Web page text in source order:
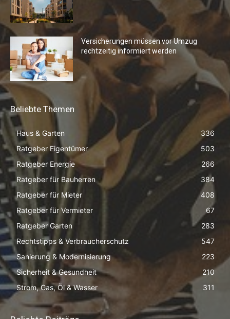
Versicherungen müssen vor Umzug
rechtzeitig informiert werden
Beliebte Themen
Haus & Garten
336
Ratgeber Eigentümer
503
Ratgeber Energie
266
Ratgeber für Bauherren
384
Ratgeber für Mieter
408
Ratgeber für Vermieter
67
Ratgeber Garten
283
Rechtstipps & Verbraucherschutz
547
Sanierung & Modernisierung
223
Sicherheit & Gesundheit
210
Strom, Gas, Öl & Wasser
311